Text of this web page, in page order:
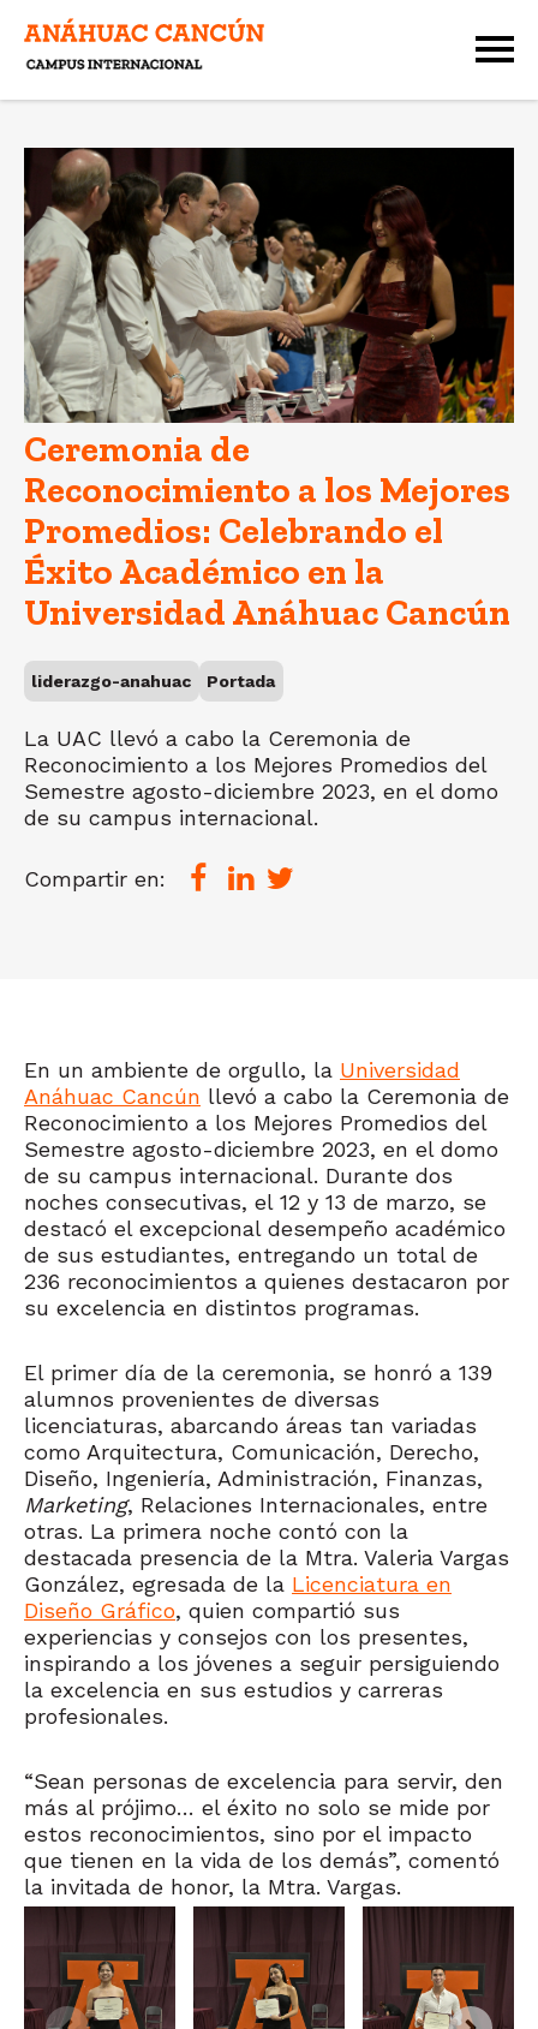
Ceremonia de
Reconocimiento a los Mejores
Promedios: Celebrando el
Éxito Académico en la
Universidad Anáhuac Cancún
liderazgo-anahuac Portada
La UAC llevó a cabo la Ceremonia de
Reconocimiento a los Mejores Promedios del
Semestre agosto-diciembre 2023, en el domo
de su campus internacional.
Compartir en:
En un ambiente de orgullo, la Universidad
Anáhuac Cancún llevó a cabo la Ceremonia de
Reconocimiento a los Mejores Promedios del
Semestre agosto-diciembre 2023, en el domo
de su campus internacional. Durante dos
noches consecutivas, el 12 y 13 de marzo, se
destacó el excepcional desempeño académico
de sus estudiantes, entregando un total de
236 reconocimientos a quienes destacaron por
su excelencia en distintos programas.
El primer día de la ceremonia, se honró a 139
alumnos provenientes de diversas
licenciaturas, abarcando áreas tan variadas
como Arquitectura, Comunicación, Derecho,
Diseño, Ingeniería, Administración, Finanzas,
Marketing, Relaciones Internacionales, entre
otras. La primera noche contó con la
destacada presencia de la Mtra. Valeria Vargas
González, egresada de la Licenciatura en
Diseño Gráfico, quien compartió sus
experiencias y consejos con los presentes,
inspirando a los jóvenes a seguir persiguiendo
la excelencia en sus estudios y carreras
profesionales.
“Sean personas de excelencia para servir, den
más al prójimo… el éxito no solo se mide por
estos reconocimientos, sino por el impacto
que tienen en la vida de los demás”, comentó
la invitada de honor, la Mtra. Vargas.